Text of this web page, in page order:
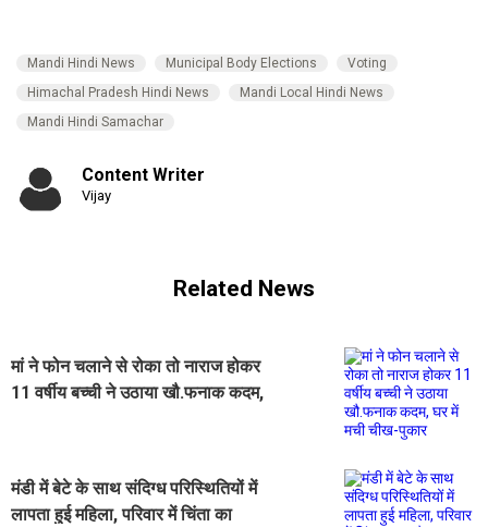
Mandi Hindi News Municipal Body Elections
Voting
Himachal Pradesh Hindi News
Mandi Local Hindi News
Mandi Hindi Samachar
Content Writer
Vijay
Related News
मां ने फोन चलाने से रोका तो नाराज होकर
11 वर्षीय बच्ची ने उठाया खौ.फनाक कदम,
मंडी में बेटे के साथ संदिग्ध परिस्थितियों में
लापता हुई महिला, परिवार में चिंता का